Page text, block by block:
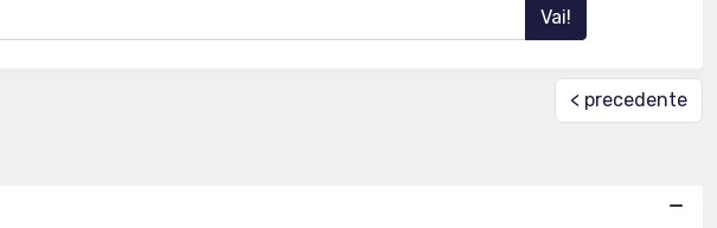
< precedente